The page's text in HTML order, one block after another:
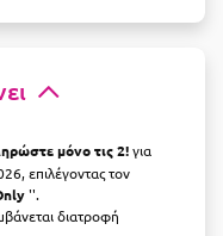
μόνο τις 2!για
επιλέγοντας τον
''.
διατροφή